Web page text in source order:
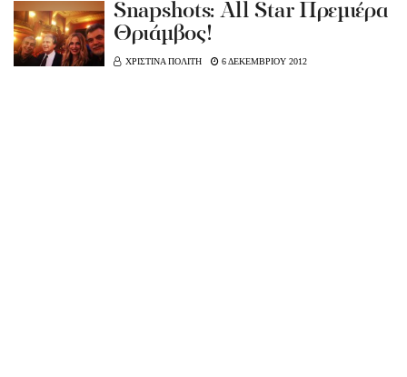
Snapshots: All Star Πρεμιέρα
Θριάμβος!
ΧΡΙΣΤΙΝΑ ΠΟΛΙΤΗ 6 ΔΕΚΕΜΒΡΙΟΥ 2012